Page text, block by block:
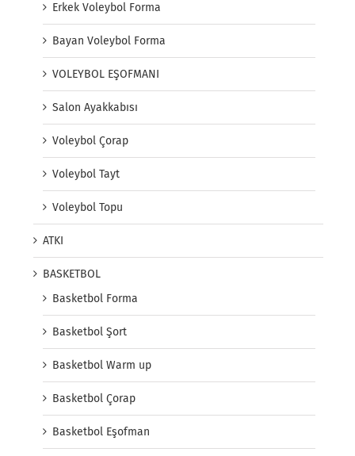
Erkek Voleybol Forma
Bayan Voleybol Forma
VOLEYBOL EŞOFMANI
Salon Ayakkabısı
Voleybol Çorap
Voleybol Tayt
Voleybol Topu
ATKI
BASKETBOL
Basketbol Forma
Basketbol Şort
Basketbol Warm up
Basketbol Çorap
Basketbol Eşofman